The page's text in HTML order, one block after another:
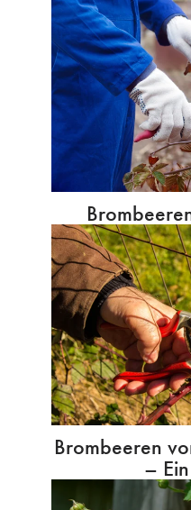
Brombeeren
–